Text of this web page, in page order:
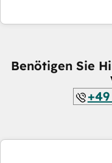
Benötigen Sie